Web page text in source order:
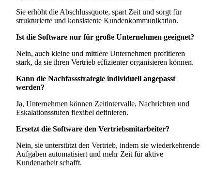
Sie erhöht die Abschlussquote, spart Zeit und sorgt für
strukturierte und konsistente Kundenkommunikation.
Ist die Software nur für große Unternehmen geeignet?
Nein, auch kleine und mittlere Unternehmen profitieren
stark, da sie ihren Vertrieb effizienter organisieren können.
Kann die Nachfassstrategie individuell angepasst
werden?
Ja, Unternehmen können Zeitintervalle, Nachrichten und
Eskalationsstufen flexibel definieren.
Ersetzt die Software den Vertriebsmitarbeiter?
Nein, sie unterstützt den Vertrieb, indem sie wiederkehrende
Aufgaben automatisiert und mehr Zeit für aktive
Kundenarbeit schafft.